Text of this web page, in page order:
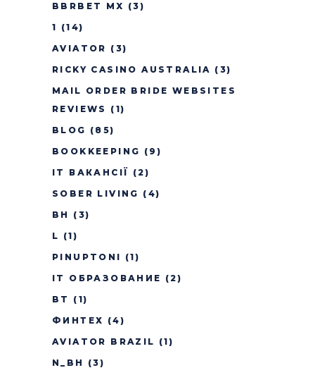
BBRBET MX (3)
1 (14)
AVIATOR (3)
RICKY CASINO AUSTRALIA (3)
MAIL ORDER BRIDE WEBSITES
REVIEWS
(1)
BLOG (85)
BOOKKEEPING (9)
IT ВАКАНСІЇ
(2)
SOBER LIVING (4)
BH
(3)
L (1)
PINUPTONI (1)
IT ОБРАЗОВАНИЕ (2)
BT
(1)
ФИНТЕХ (4)
AVIATOR BRAZIL (1)
N_BH
(3)